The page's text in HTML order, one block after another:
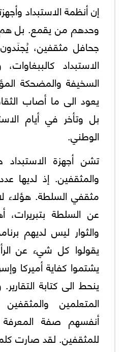
إن أنظمة الاستبداد
وحدهم من يقمع. بل
جحافل مثقفين،
الاستبداد
السخيفة والمضحكة
يعود الى ما أصاب
بل وتأخر في أيام
الوطني.
تشن أجهزة
والمثقفين. إذ لديها
مثقفي السلطة. هؤلاء
عن السلطة بتبريرات،
والثوار ليس لديهم
يقولوا كل شيء عن
يشتموا كفاية أميركا
ينحط الى كتابة
المتعلمين
أنفسهم صفة المعرفة
للمثقفين. لقد صارت